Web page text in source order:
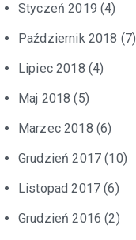
Styczeń 2019 (4)
Październik 2018 (7)
Lipiec 2018 (4)
Maj 2018 (5)
Marzec 2018 (6)
Grudzień 2017 (10)
Listopad 2017 (6)
Grudzień 2016 (2)